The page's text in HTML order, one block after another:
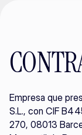
Empresa que
S.L., con CIF
270, 08013